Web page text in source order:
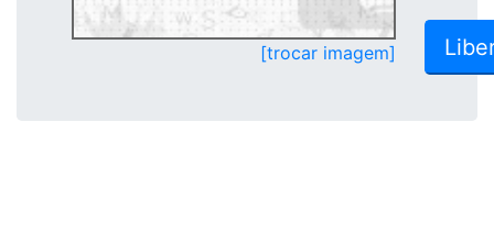
[trocar imagem]